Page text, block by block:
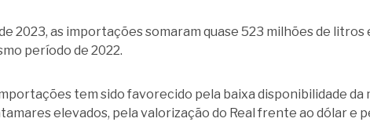
2023, as importações somaram quase 523 milhões de
período de 2022.
tem sido favorecido pela baixa disponibilidade
elevados, pela valorização do Real frente ao dólar